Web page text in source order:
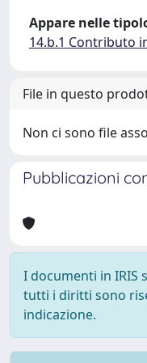
Appare nelle
14.b.1 Contributo
File in questo
Non ci sono file
Pubblicazioni
I documenti in IRIS
tutti i diritti sono
indicazione.